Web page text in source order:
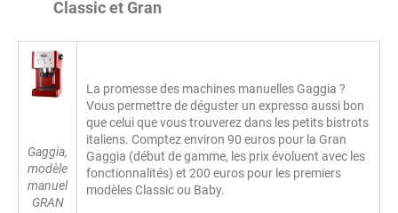
Classic et Gran
Gaggia,
modèle
manuel
GRAN
La promesse des machines manuelles Gaggia ?
Vous permettre de déguster un expresso aussi bon
que celui que vous trouverez dans les petits bistrots
italiens. Comptez environ 90 euros pour la Gran
Gaggia (début de gamme, les prix évoluent avec les
fonctionnalités) et 200 euros pour les premiers
modèles Classic ou Baby.